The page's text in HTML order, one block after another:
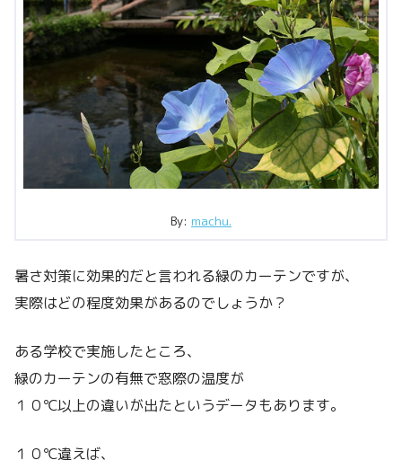
By: machu.
暑さ対策に効果的だと言われる緑のカーテンですが、
実際はどの程度効果があるのでしょうか？
ある学校で実施したところ、
緑のカーテンの有無で窓際の温度が
１０℃以上の違いが出たというデータもあります。
１０℃違えば、